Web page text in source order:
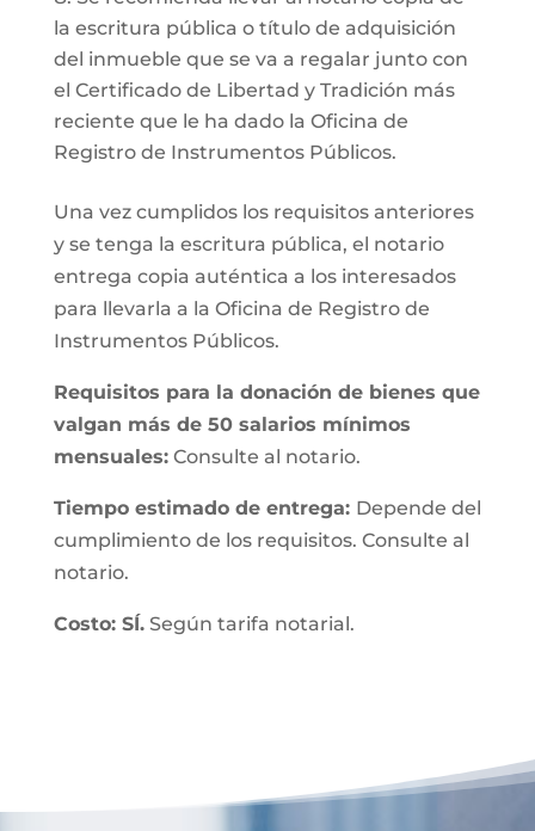
la escritura pública o título de adquisición
del inmueble que se va a regalar junto con
el Certificado de Libertad y Tradición más
reciente que le ha dado la Oficina de
Registro de Instrumentos Públicos.
Una vez cumplidos los requisitos anteriores
y se tenga la escritura pública, el notario
entrega copia auténtica a los interesados
para llevarla a la Oficina de Registro de
Instrumentos Públicos.
Requisitos para la donación de bienes que
valgan más de 50 salarios mínimos
mensuales:Consulte al notario.
Tiempo estimado de entrega: Depende del
cumplimiento de los requisitos. Consulte al
notario.
Costo: SÍ.Según tarifa notarial.